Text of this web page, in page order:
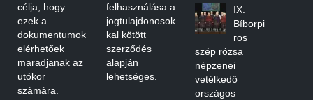
célja, hogy
ezek a
dokumentumok
elérhetőek
maradjanak az
utókor
számára.
felhasználása a
jogtulajdonosok
kal kötött
szerződés
alapján
lehetséges.
IX.
Bíborpi
ros
szép rózsa
népzenei
vetélkedő
országos